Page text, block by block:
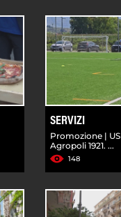
SERVIZI
Promozione | US
Agropoli 1921. ...
148